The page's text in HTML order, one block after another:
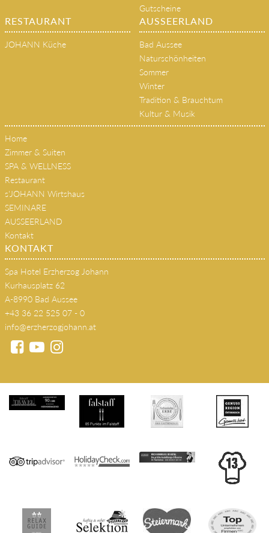
Gutscheine
RESTAURANT
JOHANN Küche
AUSSEERLAND
Bad Aussee
Naturschönheiten
Sommer
Winter
Tradition & Brauchtum
Kultur & Musik
Home
Zimmer & Suiten
SPA & WELLNESS
Restaurant
s'JOHANN Wirtshaus
SEMINARE
AUSSEERLAND
Kontakt
KONTAKT
Spa Hotel Erzherzog Johann
Kurhausplatz 62
A-8990 Bad Aussee
+43 36 22 525 07 - 0
info@erzherzogjohann.at